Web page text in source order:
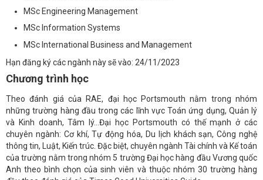
MSc Engineering Management
MSc Information Systems
MSc International Business and Management
Hạn đăng ký các ngành này sẽ vào: 24/11/2023
Chương trình học
Theo đánh giá của RAE, đại học Portsmouth nằm trong nhóm
những trường hàng đầu trong các lĩnh vực Toán ứng dụng, Quản lý
và Kinh doanh, Tâm lý…Đại học Portsmouth có thế mạnh ở các
chuyên ngành: Cơ khí, Tự động hóa, Du lịch khách sạn, Công nghệ
thông tin, Luật, Kiến trúc. Đặc biệt, chuyên ngành Tài chính và Kế toán
của trường nằm trong nhóm 5 trường Đại học hàng đầu Vương quốc
Anh theo bình chọn của sinh viên và thuộc nhóm 30 trường hàng